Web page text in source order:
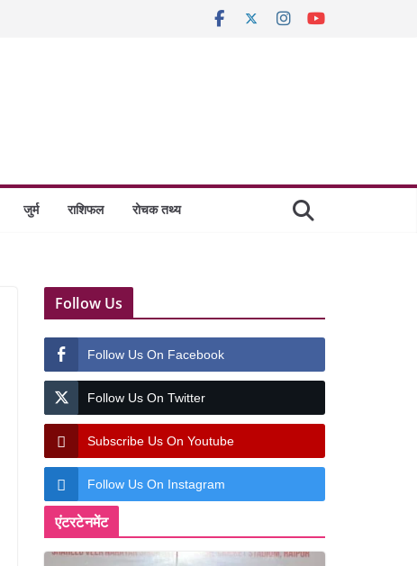
जुर्म राशिफल रोचक तथ्य
Follow Us
Follow Us On Facebook
Follow Us On Twitter
Subscribe Us On Youtube
Follow Us On Instagram
एंटरटेनमेंट